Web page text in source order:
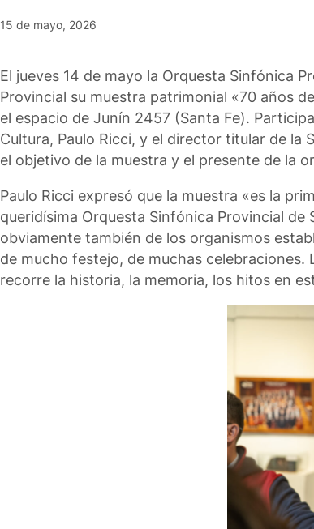
15 de mayo, 2026
El jueves 14 de mayo la Orquesta Sinfónica
Provincial su muestra patrimonial «70 años
el espacio de Junín 2457 (Santa Fe).
Cultura, Paulo Ricci, y el director titular de la
el objetivo de la muestra y el presente de la
Paulo Ricci expresó que la muestra «es la
queridísima Orquesta Sinfónica Provincial
obviamente también de los organismos
de mucho festejo, de muchas
recorre la historia, la memoria, los hitos en